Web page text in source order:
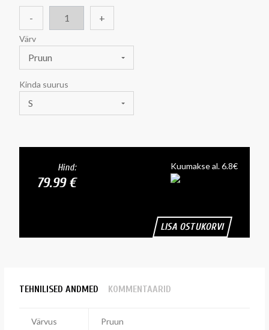
- +
Värv
Pruun
Kinda suurus
S
Hind:
79.99 €
Kuumakse al. 6.8€
LISA OSTUKORVI
TEHNILISED ANDMED KOMMENTAARID
Värvus Pruun